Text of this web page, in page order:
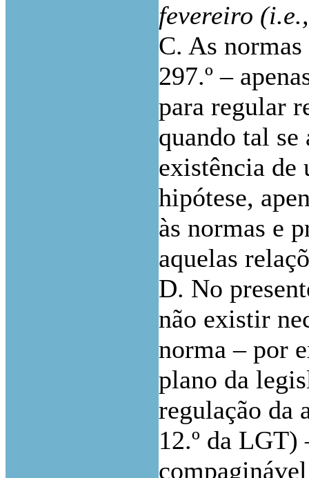
fevereiro
C. As
297.º –
para regular
quando tal
existência
hipótese,
às normas e
aquelas
D. No
não existir
norma – por
plano da
regulação da
12.º da LGT)